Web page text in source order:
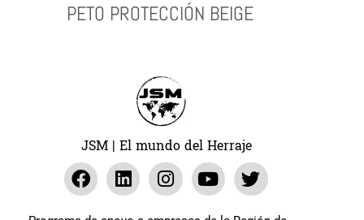
PETO PROTECCIÓN BEIGE
JSM | El mundo del Herraje